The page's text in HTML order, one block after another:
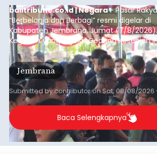
balitribune.co.id | Negara- Pasar
“Berbelanja dan Berbagi” resmi digelar di
Kabupaten Jembrana, Jumat (7/8/2026).
Kegiatan yang digelar Gedung Kesenian
Soekarno ini memadukan pemberdayaan
ekonomi masyarakat dengan aksi sosial
mendapat antusiasme tinggi dan
transaksi mencapai Rp672.733.200.
Jembrana
Submitted bycontributoronSat, 08/08/2026 -
Baca Selengkapnya